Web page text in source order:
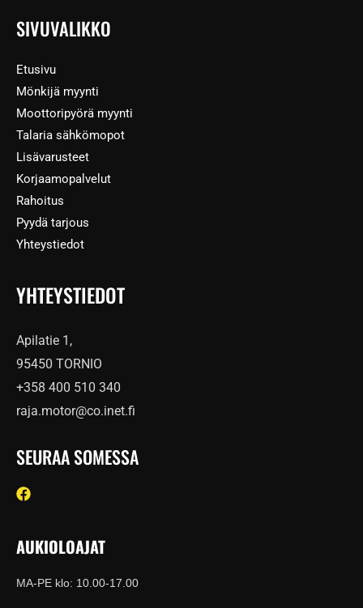
SIVUVALIKKO
Etusivu
Mönkijä myynti
Moottoripyörä myynti
Talaria sähkömopot
Lisävarusteet
Korjaamopalvelut
Rahoitus
Pyydä tarjous
Yhteystiedot
YHTEYSTIEDOT
Apilatie 1,
95450 TORNIO
+358 400 510 340
raja.motor@co.inet.fi
SEURAA SOMESSA
AUKIOLOAJAT
MA-PE klo: 10.00-17.00